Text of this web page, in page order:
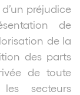
préjudice
de
de la
des parts
de toute
secteurs